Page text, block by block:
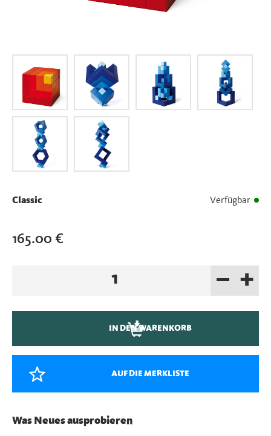
Classic Verfügbar
165.00 €
+
–
IN DEN WARENKORB
AUF DIE MERKLISTE
Was Neues ausprobieren